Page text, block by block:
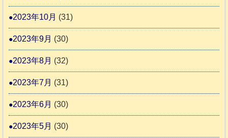
2023年10月 (31)
2023年9月 (30)
2023年8月 (32)
2023年7月 (31)
2023年6月 (30)
2023年5月 (30)